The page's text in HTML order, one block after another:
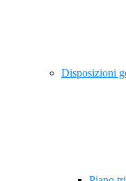
Disposizioni